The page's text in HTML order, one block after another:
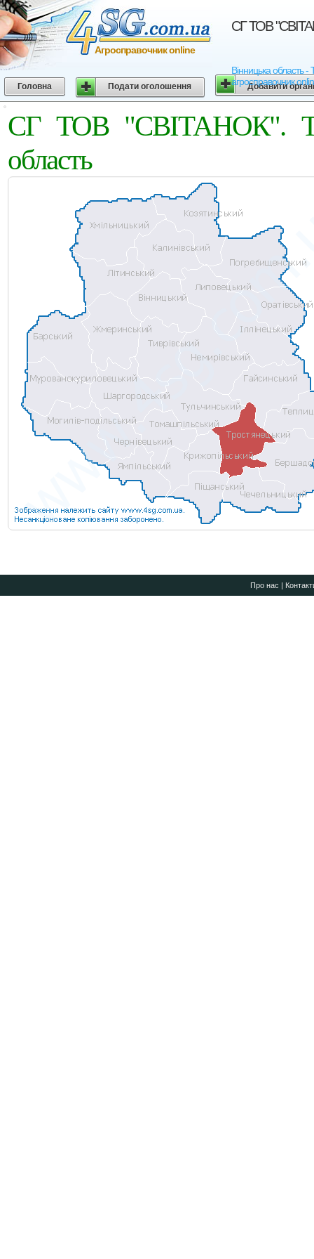
СГ ТОВ
Вінницька область
агросправочник
Агросправочник online
Головна Подати оголошення Добавити
СГ ТОВ "СВІТАНОК".
область
Про нас |